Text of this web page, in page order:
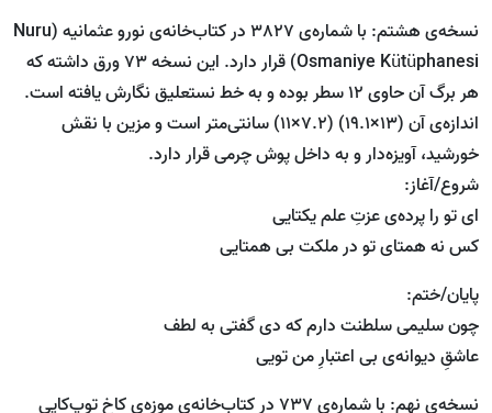
نسخه‌ی هشتم: با شماره‌ی 3827 در کتاب‌خانه‌ی نورو عثمانیه (Nuru
Osmaniye Kütüphanesi) قرار دارد. این نسخه 73 ورق داشته که
هر برگ آن حاوی 12 سطر بوده و به خط نستعلیق نگارش یافته است.
اندازه‌ی آن (13×19.1) (7.2×11) سانتی‌متر است و مزین با نقش
خورشید، آویزه‌دار و به داخل پوش چرمی قرار دارد.
شروع/آغاز:
ای تو را پرد‌ه‌ی عزتِ علم یکتایی
کس نه همتای تو در ملکت بی همتایی
پایان/ختم:
چون سلیمی سلطنت دارم که دی گفتی به لطف
عاشقِ دیوانه‌ی بی اعتبارِ من تویی
نسخه‌ی نهم: با شماره‌ی 737 در کتاب‌خانه‌ی موزه‌ی کاخ توپ‌کاپی